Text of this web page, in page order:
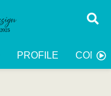
PROFILE